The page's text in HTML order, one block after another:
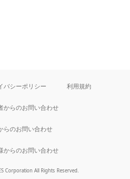
バシーポリシー 利用規約
からのお問い合わせ
らのお問い合わせ
からのお問い合わせ
Corporation All Rights Reserved.